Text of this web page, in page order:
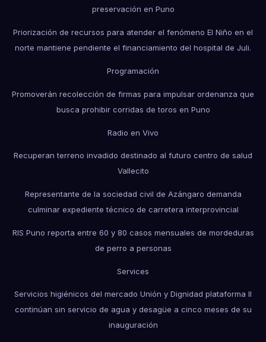
preservación en Puno
Priorización de recursos para atender el fenómeno El Niño en el
norte mantiene pendiente el financiamiento del hospital de Juli.
Programación
Promoverán recolección de firmas para impulsar ordenanza que
busca prohibir corridas de toros en Puno
Radio en Vivo
Recuperan terreno invadido destinado al futuro centro de salud
Vallecito
Representante de la sociedad civil de Azángaro demanda
culminar expediente técnico de carretera interprovincial
RIS Puno reporta entre 60 y 80 casos mensuales de mordeduras
de perro a personas
Services
Servicios higiénicos del mercado Unión y Dignidad plataforma II
continúan sin servicio de agua y desagüe a cinco meses de su
inauguración